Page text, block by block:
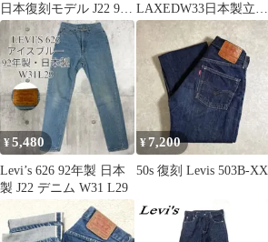
日本復刻モデル J22 95
年製
LAXEDW33日本製立体
裁断
¥5,480
Levi’s 626 92年製 日本
製 J22 デニム W31 L29
¥7,200
50s 復刻 Levis 503B-XX